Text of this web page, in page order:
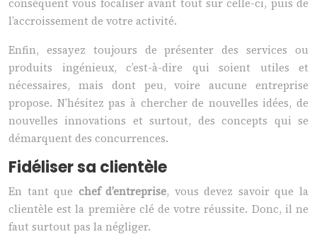
l’accroissement de votre activité.
Enfin, essayez toujours de présenter des services ou
produits ingénieux, c’est-à-dire qui soient utiles et
nécessaires, mais dont peu, voire aucune entreprise
propose. N’hésitez pas à chercher de nouvelles idées, de
nouvelles innovations et surtout, des concepts qui se
démarquent des concurrences.
Fidéliser sa clientèle
En tant que chef d’entreprise, vous devez savoir que la
clientèle est la première clé de votre réussite. Donc, il ne
faut surtout pas la négliger.